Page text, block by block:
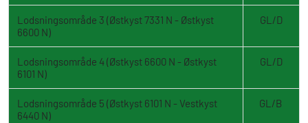
Lodsningsområde 3 (Østkyst 7331 N - Østkyst
6600 N)
GL/D
Lodsningsområde 4 (Østkyst 6600 N - Østkyst
6101 N)
GL/D
Lodsningsområde 5 (Østkyst 6101 N - Vestkyst
6440 N)
GL/B